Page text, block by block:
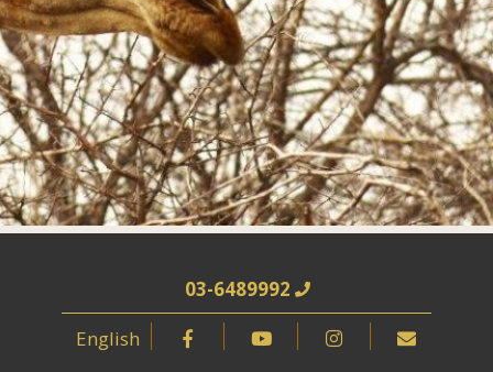
03-6489992
English